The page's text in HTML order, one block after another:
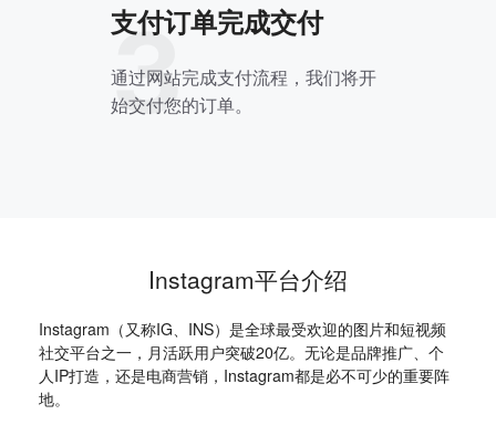
支付订单完成交付
通过网站完成支付流程，我们将开
始交付您的订单。
3
Instagram平台介绍
Instagram（又称IG、INS）是全球最受欢迎的图片和短视频
社交平台之一，月活跃用户突破20亿。无论是品牌推广、个
人IP打造，还是电商营销，Instagram都是必不可少的重要阵
地。